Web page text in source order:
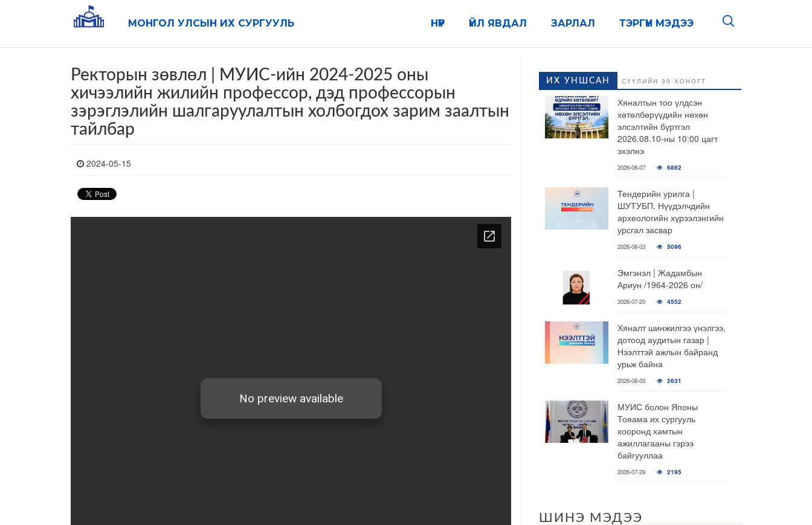
МОНГОЛ УЛСЫН ИХ СУРГУУЛЬ ТЭРГҮҮН МЭДЭЭ
ЗАРЛАЛ
ҮЙЛ ЯВДАЛ
НҮҮР
Ректорын зөвлөл | МУИС-ийн 2024-2025 оны
хичээлийн жилийн профессор, дэд профессорын
зэрэглэлийн шалгаруулалтын холбогдох зарим заалтын
тайлбар
2024-05-15
ИХ УНШСАН СҮҮЛИЙН 30 ХОНОГТ
Хяналтын тоо үлдсэн
хөтөлбөрүүдийн нөхөн
элсэлтийн бүртгэл
2026.08.10-ны 10:00 цагт
эхэлнэ
2026-08-07 6862
Тендерийн урилга |
ШУТУБП, Нүүдэлчдийн
археологийн хүрээлэнгийн
урсгал засвар
2026-08-03 5096
Эмгэнэл | Жадамбын
Ариун /1964-2026 он/
2026-07-20 4552
Хяналт шинжилгээ үнэлгээ,
дотоод аудитын газар |
Нээлттэй ажлын байранд
урьж байна
2026-08-03 2631
МУИС болон Японы
Тояама их сургууль
хооронд хамтын
ажиллагааны гэрээ
байгууллаа
2026-07-29 2195
ШИНЭ МЭДЭЭ